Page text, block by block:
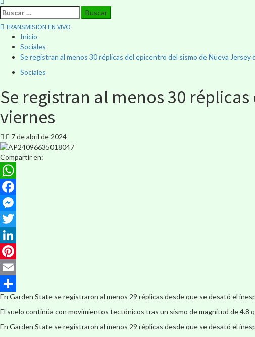
TRANSMISION EN VIVO
Inicio
Sociales
Se registran al menos 30 réplicas del epicentro del sismo de Nueva Jersey
Sociales
Se registran al menos 30
viernes
7 de abril de 2024
Compartir en:
WhatsApp
Facebook
Messenger
Twitter
LinkedIn
Pinterest
Email
Compartir
En Garden State se registraron al menos 29 réplicas desde que se desató el
El suelo continúa con movimientos tectónicos tras un sismo de magnitud de
En Garden State se registraron al menos 29 réplicas desde que se desató el